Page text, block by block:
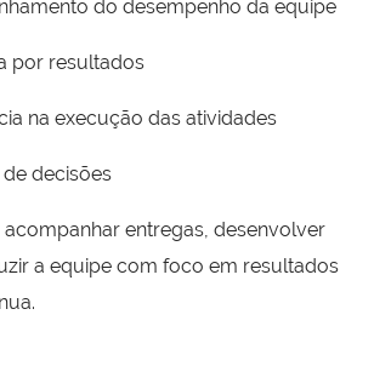
do desempenho da equipe
por resultados
na execução das atividades
decisões
acompanhar entregas, desenvolver
a equipe com foco em resultados